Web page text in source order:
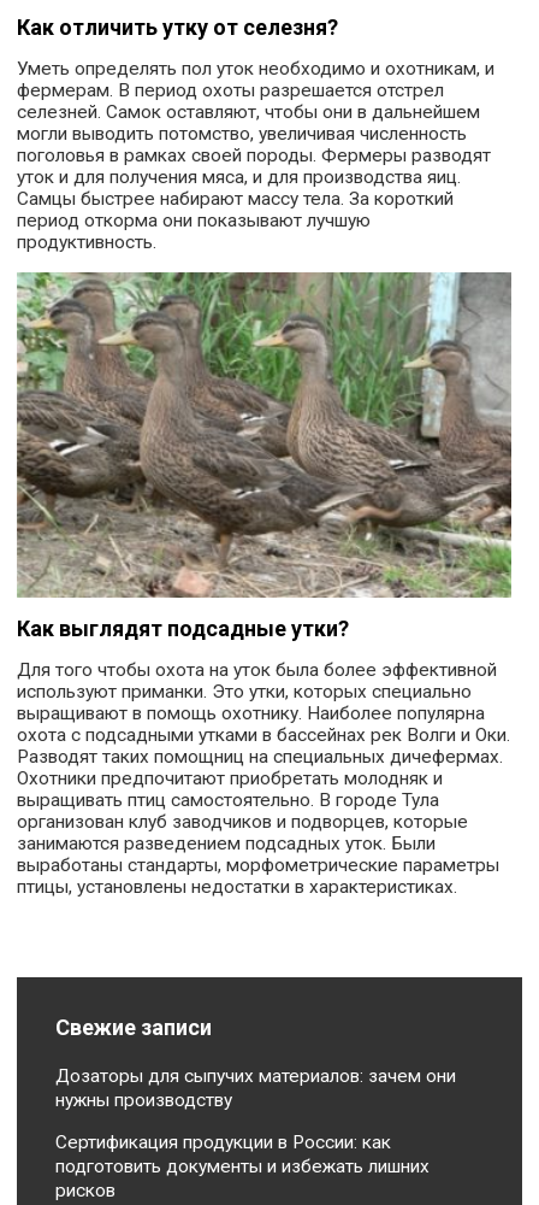
Как отличить утку от селезня?
Уметь определять пол уток необходимо и охотникам, и
фермерам. В период охоты разрешается отстрел
селезней. Самок оставляют, чтобы они в дальнейшем
могли выводить потомство, увеличивая численность
поголовья в рамках своей породы. Фермеры разводят
уток и для получения мяса, и для производства яиц.
Самцы быстрее набирают массу тела. За короткий
период откорма они показывают лучшую
продуктивность.
Как выглядят подсадные утки?
Для того чтобы охота на уток была более эффективной
используют приманки. Это утки, которых специально
выращивают в помощь охотнику. Наиболее популярна
охота с подсадными утками в бассейнах рек Волги и Оки.
Разводят таких помощниц на специальных дичефермах.
Охотники предпочитают приобретать молодняк и
выращивать птиц самостоятельно. В городе Тула
организован клуб заводчиков и подворцев, которые
занимаются разведением подсадных уток. Были
выработаны стандарты, морфометрические параметры
птицы, установлены недостатки в характеристиках.
Свежие записи
Дозаторы для сыпучих материалов: зачем они
нужны производству
Сертификация продукции в России: как
подготовить документы и избежать лишних
рисков